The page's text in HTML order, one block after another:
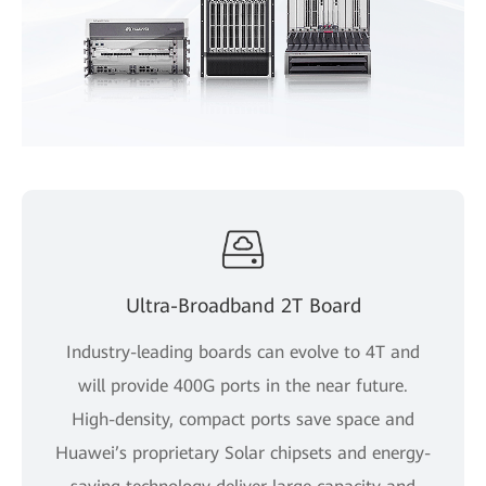
Ultra-Broadband 2T Board
Industry-leading boards can evolve to 4T and
will provide 400G ports in the near future.
High-density, compact ports save space and
Huawei’s proprietary Solar chipsets and energy-